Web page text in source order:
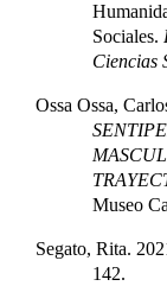
Sociales.
Ciencias
Ossa Ossa,
Museo
Segato, Rita.
142.